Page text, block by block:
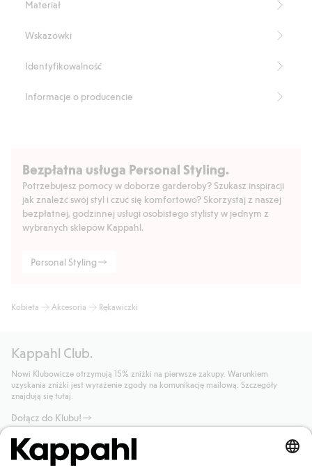
Materiał
Wskazówki
Identyfikowalność
Informacje o producencie
Bezpłatna usługa Personal Styling.
Potrzebujesz pomocy w doborze garderoby? Szukasz inspiracji
jak znaleźć swój styl i czuć się komfortowo? Skorzystaj z naszej
bezpłatnej, godzinnej usługi osobistego stylisty w jednym z
wybranych sklepów Kappahl.
Personal Styling
Kobieta Akcesoria Rękawiczki
Kappahl Club.
Nowi Klubowicze otrzymują 15% zniżki na pierwsze zakupy. Warunkiem
uzyskania zniżki jest wyrażenie zgody na komunikację mailową. Szczegóły
znajdują się tutaj.
Dołącz do Klubu!